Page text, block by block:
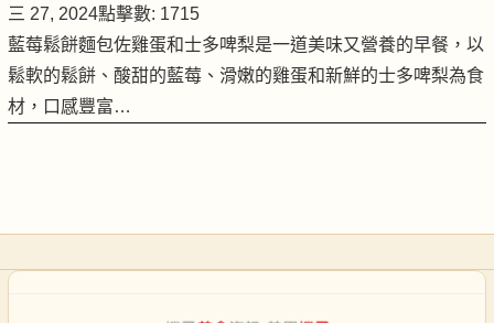
三 27, 2024點擊數: 1715
藍莓鬆餅麵包佐雞蛋和士多啤梨是一道美味又營養的早餐，以
鬆軟的鬆餅、酸甜的藍莓、滑嫩的雞蛋和新鮮的士多啤梨為食
材，口感豐富…